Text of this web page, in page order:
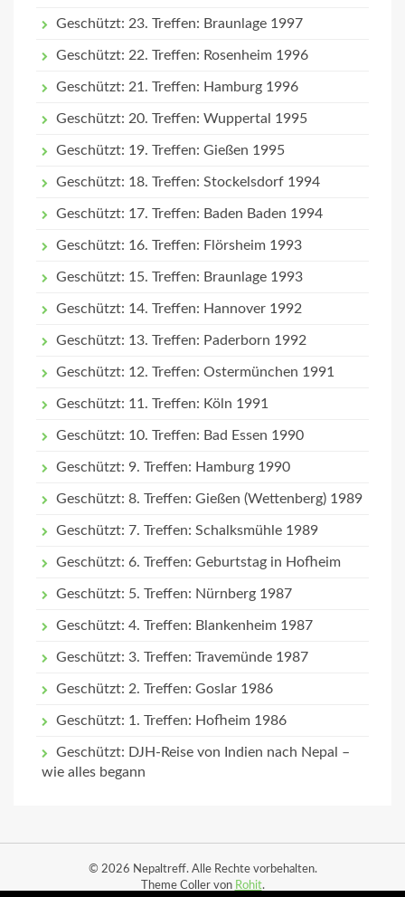
Geschützt: 23. Treffen: Braunlage 1997
Geschützt: 22. Treffen: Rosenheim 1996
Geschützt: 21. Treffen: Hamburg 1996
Geschützt: 20. Treffen: Wuppertal 1995
Geschützt: 19. Treffen: Gießen 1995
Geschützt: 18. Treffen: Stockelsdorf 1994
Geschützt: 17. Treffen: Baden Baden 1994
Geschützt: 16. Treffen: Flörsheim 1993
Geschützt: 15. Treffen: Braunlage 1993
Geschützt: 14. Treffen: Hannover 1992
Geschützt: 13. Treffen: Paderborn 1992
Geschützt: 12. Treffen: Ostermünchen 1991
Geschützt: 11. Treffen: Köln 1991
Geschützt: 10. Treffen: Bad Essen 1990
Geschützt: 9. Treffen: Hamburg 1990
Geschützt: 8. Treffen: Gießen (Wettenberg) 1989
Geschützt: 7. Treffen: Schalksmühle 1989
Geschützt: 6. Treffen: Geburtstag in Hofheim
Geschützt: 5. Treffen: Nürnberg 1987
Geschützt: 4. Treffen: Blankenheim 1987
Geschützt: 3. Treffen: Travemünde 1987
Geschützt: 2. Treffen: Goslar 1986
Geschützt: 1. Treffen: Hofheim 1986
Geschützt: DJH-Reise von Indien nach Nepal –
wie alles begann
© 2026 Nepaltreff. Alle Rechte vorbehalten.
Theme Coller von Rohit.